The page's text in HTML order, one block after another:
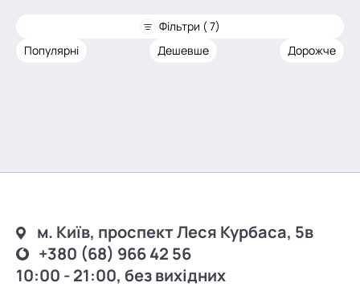
Фільтри ( 7)
Популярні
Дешевше Дорожче
м. Київ, проспект Леся Курбаса, 5в
+380 (68) 966 42 56
10:00 - 21:00, без вихідних